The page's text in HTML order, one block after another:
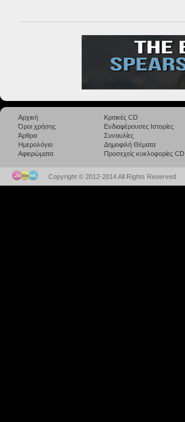
Αρχική
Όροι χρήσης
Άρθρα
Ημερολόγιο
Αφιερώματα
Κριτικές CD
Ενδιαφέρουσες Ιστορίες
Συναυλίες
Δημοφιλή Θέματα
Προσεχείς κυκλοφορίες CD
Copyright © 2012-2014 All Rights Reserved